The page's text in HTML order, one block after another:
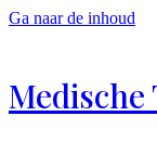
Ga naar de inhoud